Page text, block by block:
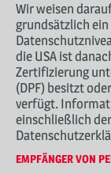
Wir weisen
grundsätzlich
die USA ist
Zertifizierung
(DPF) besitzt
verfügt.
einschließlich
EMPFÄNGER VON